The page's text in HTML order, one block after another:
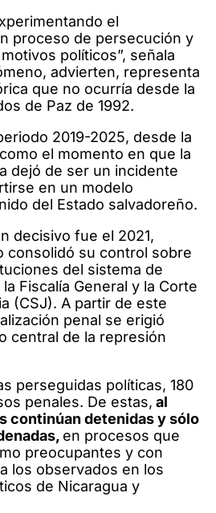
el
proceso de persecución y
políticos”, señala
advierten, representa
que no ocurría desde la
de Paz de 1992.
2019-2025, desde la
el momento en que la
dejó de ser un incidente
en un modelo
del Estado salvadoreño.
decisivo fue el 2021,
consolidó su control sobre
del sistema de
Fiscalía General y la Corte
(CSJ). A partir de este
penal se erigió
central de la represión
perseguidas políticas, 180
penales. De estas, al
continúan detenidas y sólo
en procesos que
preocupantes y con
los observados en los
de Nicaragua y